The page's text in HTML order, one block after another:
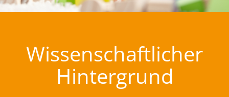
Wissenschaftlicher
Hintergrund